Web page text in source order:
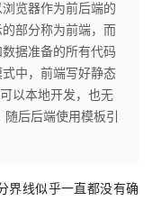
览器作为前后端的
部分称为前端，而
据准备的所有代码
中，前端写好静态
以本地开发，也无
后后端使用模板引
界线似乎一直都没有确